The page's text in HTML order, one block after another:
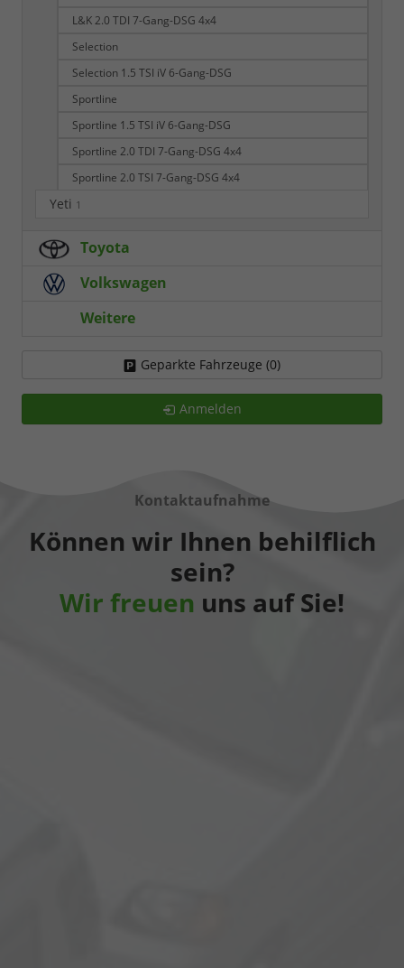
L&K 2.0 TDI 7-Gang-DSG 4x4
Selection
Selection 1.5 TSI iV 6-Gang-DSG
Sportline
Sportline 1.5 TSI iV 6-Gang-DSG
Sportline 2.0 TDI 7-Gang-DSG 4x4
Sportline 2.0 TSI 7-Gang-DSG 4x4
Yeti 1
Toyota
Volkswagen
Weitere
Geparkte Fahrzeuge (0)
Anmelden
Kontaktaufnahme
Können wir Ihnen behilflich
sein?
Wir freuen uns auf Sie!